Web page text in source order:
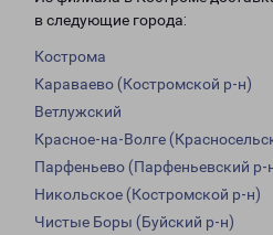
в следующие города:
Кострома
Караваево (Костромской р-н)
Ветлужский
Красное-на-Волге
Парфеньево (Парфеньевский р-
Никольское (Костромской р-н)
Чистые Боры (Буйский р-н)